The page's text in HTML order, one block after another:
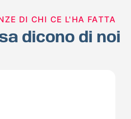
DI CHI CE L'HA FATTA
dicono di noi